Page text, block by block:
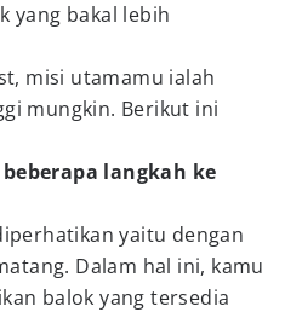
yang bakal lebih
misi utamamu ialah
mungkin. Berikut ini
langkah ke
yaitu dengan
Dalam hal ini, kamu
balok yang tersedia